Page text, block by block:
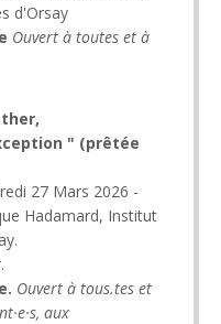
d'Orsay
Ouvert à toutes et à
" (prêtée
27 Mars 2026 -
Hadamard, Institut
Ouvert à tous.tes et
aux